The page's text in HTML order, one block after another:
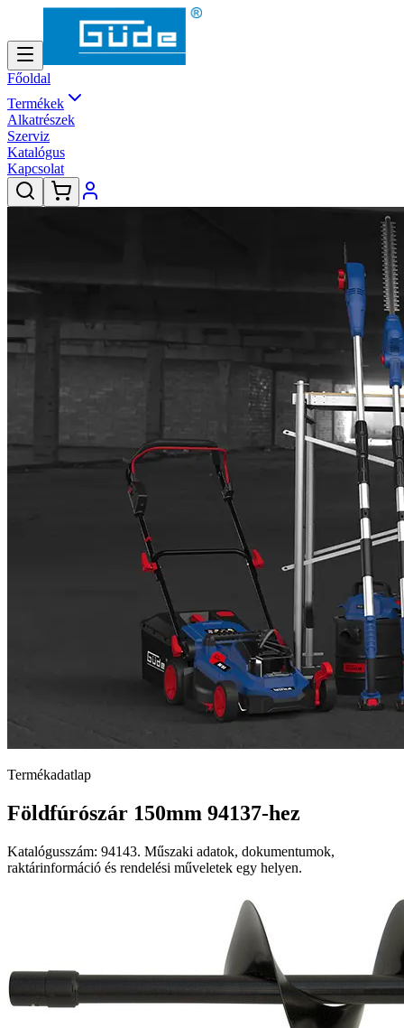
Főoldal
Termékek
Alkatrészek
Szerviz
Katalógus
Kapcsolat
Termékadatlap
Földfúrószár 150mm 94137-hez
Katalógusszám: 94143. Műszaki adatok, dokumentumok,
raktárinformáció és rendelési műveletek egy helyen.